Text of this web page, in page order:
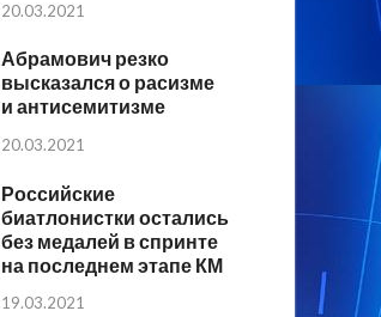
20.03.2021
Абрамович резко
высказался о расизме
и антисемитизме
20.03.2021
Российские
биатлонистки остались
без медалей в спринте
на последнем этапе КМ
19.03.2021